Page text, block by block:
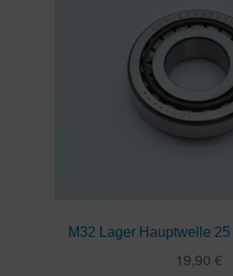
M32 Lager Hauptwelle
19,90 €